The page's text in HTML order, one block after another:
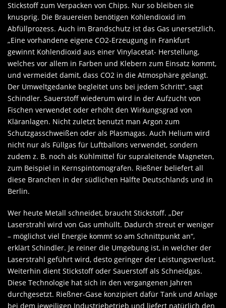
Stickstoff zum Verpacken von Chips. Nur so bleiben sie
knusprig. Die Brauereien benötigen Kohlendioxid im
Abfüllprozess. Auch im Brandschutz ist das Gas unersetzlich.
„Eine vorhandene eigene CO2-Erzeugung in Frankfurt
gewinnt Kohlendioxid aus einer Vinylacetat- Herstellung,
welches vor allem in Farben und Klebern zum Einsatz kommt,
und vermeidet damit, dass CO2 in die Atmosphäre gelangt.
Der Umweltgedanke begleitet uns bei jedem Schritt“, sagt
Schindler. Sauerstoff wiederum wird in der Aufzucht von
Fischen verwendet oder erhöht den Wirkungsgrad von
Kläranlagen. Nicht zuletzt benutzt man Argon zum
Schutzgasschweißen oder als Plasmagas. Auch Helium wird
nicht nur als Füllgas für Luftballons verwendet, sondern
zudem z. B. noch als Kühlmittel für supraleitende Magneten,
zum Beispiel in Kernspintomografen. Rießner beliefert all
diese Branchen in der südlichen Hälfte Deutschlands und in
Berlin.
Wer heute Metall schneidet, braucht Stickstoff. „Der
Laserstrahl wird von Gas umhüllt. Dadurch streut er weniger
– möglichst viel Energie kommt so am Schnittpunkt an“,
erklärt Schindler. Je reiner die Umgebung ist, in welcher der
Laserstrahl geführt wird, desto geringer der Leistungsverlust.
Weiterhin dient Stickstoff oder Sauerstoff als Schneidgas.
Diese Technologie hat sich in den vergangenen Jahren
durchgesetzt. Rießner-Gase konzipiert dafür Tank und Anlage
bei dem jeweiligen Industriebetrieb und liefert natürlich den